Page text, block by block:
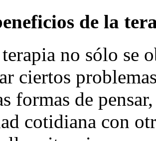
de la
no sólo se
ciertos
formas de
cotidiana con